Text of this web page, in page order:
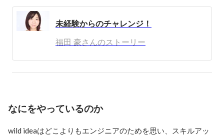
す。
そのためには極めて、地道で地味な事を行う必要があり
ます。
その相反する価値観を持ったて様々なワイルドアイデア
を形にしていきたい。
そう考えています。
未経験からのチャレンジ！
福田 豪さんのストーリー
なにをやっているのか
wild ideaはどこよりもエンジニアのためを思い、スキルアッ